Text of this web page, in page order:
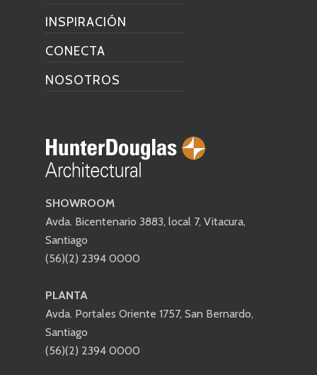
SHOWROOM
Avda. Bicentenario 3883, local 7, Vitacura,
Santiago
(56)(2) 2394 0000
PLANTA
Avda. Portales Oriente 1757, San Bernardo,
Santiago
(56)(2) 2394 0000
INSPIRACIÓN
CONECTA
NOSOTROS